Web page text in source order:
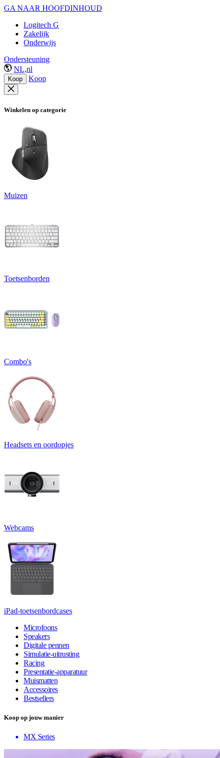
GA NAAR HOOFDINHOUD
Logitech G
Zakelijk
Onderwijs
Ondersteuning
NL,nl
Koop Koop
Winkelen op categorie
Muizen
Toetsenborden
Combo's
Headsets en oordopjes
Webcams
iPad-toetsenbordcases
Microfoons
Speakers
Digitale pennen
Simulatie-uitrusting
Racing
Presentatie-apparatuur
Muismatten
Accessoires
Bestsellers
Koop op jouw manier
MX Series